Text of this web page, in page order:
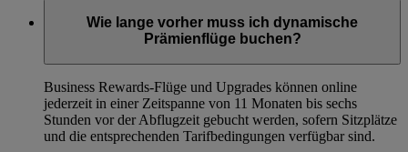
Wie lange vorher muss ich dynamische
Prämienflüge buchen?
Business Rewards-Flüge und Upgrades können online
jederzeit in einer Zeitspanne von 11 Monaten bis sechs
Stunden vor der Abflugzeit gebucht werden, sofern Sitzplätze
und die entsprechenden Tarifbedingungen verfügbar sind.